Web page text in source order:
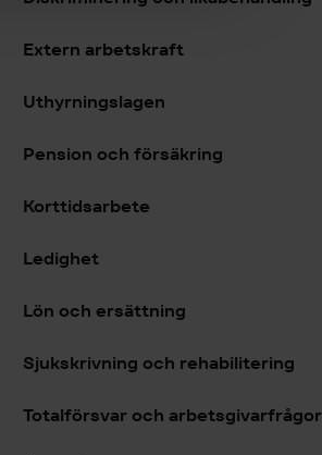
Extern arbetskraft
Uthyrningslagen
Pension och försäkring
Korttidsarbete
Ledighet
Lön och ersättning
Sjukskrivning och rehabilitering
Totalförsvar och arbetsgivarfrågor